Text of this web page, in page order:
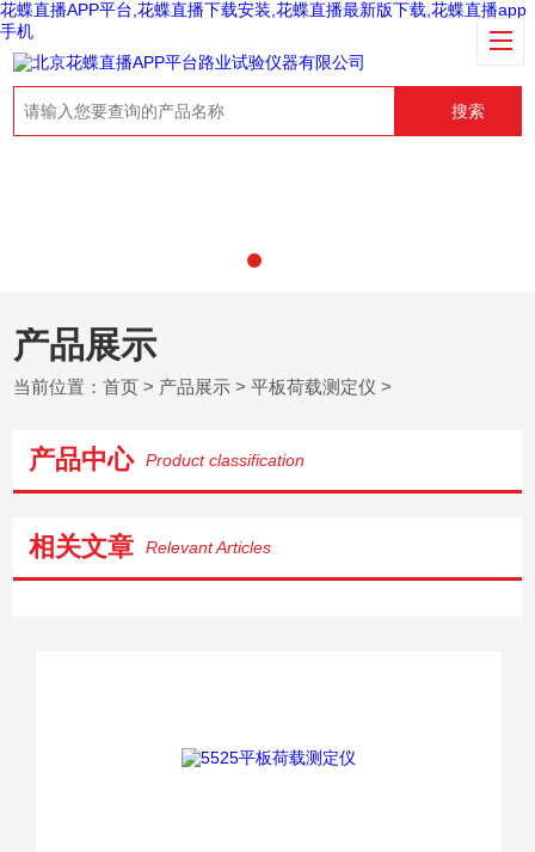
花蝶直播APP平台,花蝶直播下载安装,花蝶直播最新版下载,花蝶直播app
手机
搜索
产品展示
当前位置：首页 > 产品展示 >平板荷载测定仪 >
产品中心 Product classification
相关文章 Relevant Articles